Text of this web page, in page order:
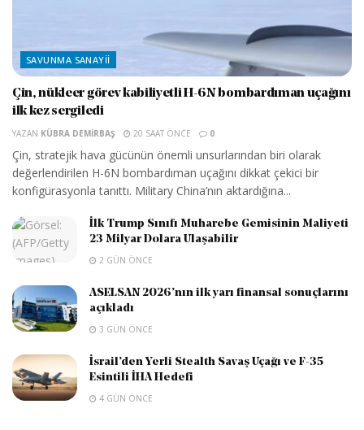
SAVUNMA SANAYII
Çin, nükleer görev kabiliyetli H-6N bombardıman uçağını
ilk kez sergiledi
YAZAN KÜBRA DEMIRBAŞ 20 SAAT ÖNCE 0
Çin, stratejik hava gücünün önemli unsurlarından biri olarak
değerlendirilen H-6N bombardıman uçağını dikkat çekici bir
konfigürasyonla tanıttı. Military China’nın aktardığına...
İlk Trump Sınıfı Muharebe Gemisinin Maliyeti
23 Milyar Dolara Ulaşabilir
2 GÜN ÖNCE
ASELSAN 2026’nın ilk yarı finansal sonuçlarını
açıkladı
3 GÜN ÖNCE
İsrail’den Yerli Stealth Savaş Uçağı ve F-35
Esintili İHA Hedefi
4 GÜN ÖNCE